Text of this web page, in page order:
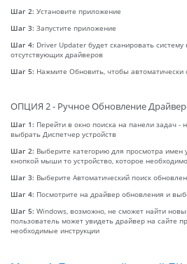
Шаг 2: Установите приложение
Шаг 3: Запустите приложение
Шаг 4: Driver Updater будет сканировать
отсутствующих драйверов
Шаг 5: Нажмите Обновить, чтобы автоматически
ОПЦИЯ 2 - Ручное Обновление
Шаг 1: Перейти в окно поиска на панели задач -
выбрать Диспетчер устройств
Шаг 2: Выберите категорию для просмотра имен
кнопкой мыши то устройство, которое необходимо
Шаг 3: Выберите Автоматический поиск
Шаг 4: Посмотрите на драйвер обновления и
Шаг 5: Windows, возможно, не сможет найти
пользователь может увидеть драйвер на сайте
необходимые инструкции